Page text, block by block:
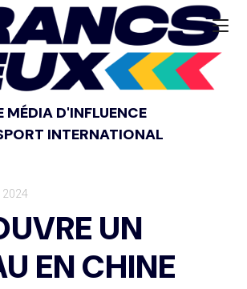
MÉDIA D'INFLUENCE
INTERNATIONAL
UN
EN CHINE